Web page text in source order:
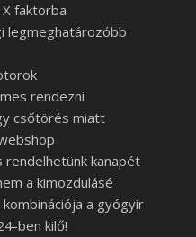
faktorba
legmeghatározóbb
rendezni
csőtörés miatt
kanapét
a kimozdulásé
a gyógyír
ben kilő!